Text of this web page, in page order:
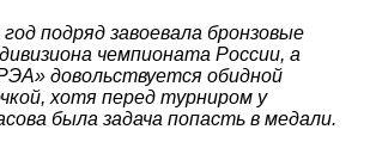
подряд завоевала бронзовые
чемпионата России, а
довольствуется обидной
хотя перед турниром у
была задача попасть в медали.